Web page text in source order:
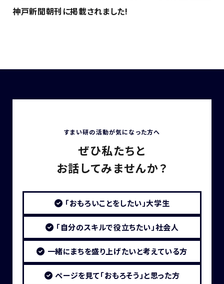
神戸新聞朝刊に掲載されました!
すまい研の活動が気になった方へ
ぜひ私たちと
お話してみませんか？
「おもろいことをしたい」大学生
「自分のスキルで役立ちたい」社会人
一緒にまちを盛り上げたいと考えている方
ページを見て「おもろそう」と思った方